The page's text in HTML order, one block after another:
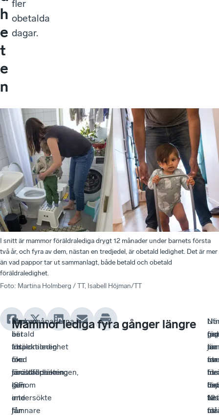
h
e
t
e
n
fler
obetalda
dagar.
I snitt är mammor föräldralediga drygt 12 månader under barnets första
två år, och fyra av dem, nästan en tredjedel, är obetald ledighet. Det är mer
än vad pappor tar ut sammanlagt, både betald och obetald
föräldraledighet.
Foto: Martina Holmberg / TT, Isabell Höjman/TT
Pappamånaderna,
betald
föräldraledighet
med
föräldrapenning
som
inte
får
Tanken
är
att
öka
jämställdheten
genom
en
jämnare
Men
när
Inspektionen
för
socialförsäkringen,
ISF,
undersökte
hur
Mammor lediga fyra gånger längre
tar
ut
tar
I
är
12
I
hur
tas
ut
tar
ut